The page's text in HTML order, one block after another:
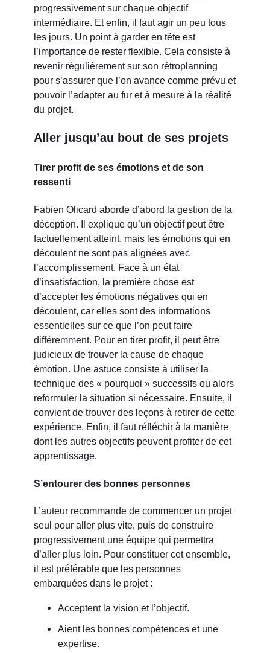
progressivement sur chaque objectif
intermédiaire. Et enfin, il faut agir un peu tous
les jours. Un point à garder en tête est
l’importance de rester flexible. Cela consiste à
revenir régulièrement sur son rétroplanning
pour s’assurer que l’on avance comme prévu et
pouvoir l’adapter au fur et à mesure à la réalité
du projet.
Aller jusqu’au bout de ses projets
Tirer profit de ses émotions et de son
ressenti
Fabien Olicard aborde d’abord la gestion de la
déception. Il explique qu’un objectif peut être
factuellement atteint, mais les émotions qui en
découlent ne sont pas alignées avec
l’accomplissement. Face à un état
d’insatisfaction, la première chose est
d’accepter les émotions négatives qui en
découlent, car elles sont des informations
essentielles sur ce que l’on peut faire
différemment. Pour en tirer profit, il peut être
judicieux de trouver la cause de chaque
émotion. Une astuce consiste à utiliser la
technique des « pourquoi » successifs ou alors
reformuler la situation si nécessaire. Ensuite, il
convient de trouver des leçons à retirer de cette
expérience. Enfin, il faut réfléchir à la manière
dont les autres objectifs peuvent profiter de cet
apprentissage.
S’entourer des bonnes personnes
L’auteur recommande de commencer un projet
seul pour aller plus vite, puis de construire
progressivement une équipe qui permettra
d’aller plus loin. Pour constituer cet ensemble,
il est préférable que les personnes
embarquées dans le projet :
Acceptent la vision et l’objectif.
Aient les bonnes compétences et une
expertise.